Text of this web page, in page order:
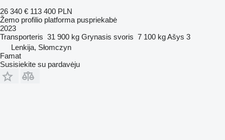
26 340 € 113 400 PLN
Žemo profilio platforma puspriekabė
2023
Transporteris 31 900 kg Grynasis svoris 7 100 kgAšys 3
Lenkija, Słomczyn
Famat
Susisiekite su pardavėju